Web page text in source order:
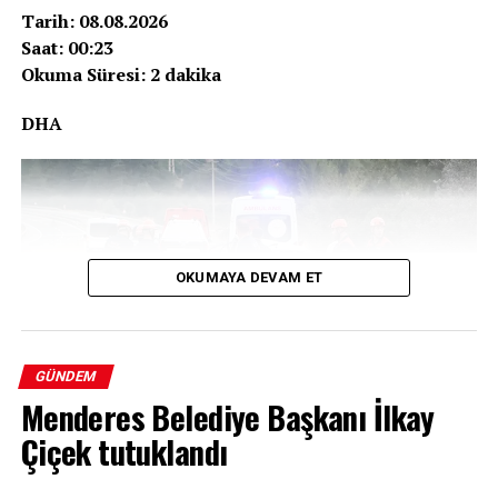
Tarih: 08.08.2026
Saat: 00:23
Okuma Süresi: 2 dakika
DHA
Bolu’nun D-100 kara yolu Rüzgarlar köyü mevkiinde
OKUMAYA DEVAM ET
GÜNDEM
Menderes Belediye Başkanı İlkay
Çiçek tutuklandı